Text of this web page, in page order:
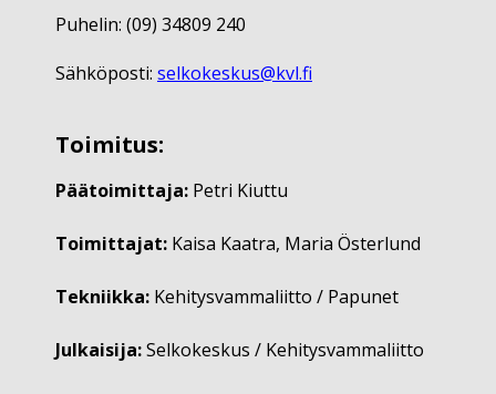
Puhelin: (09) 34809 240
Sähköposti: selkokeskus@kvl.fi
Toimitus:
Päätoimittaja: Petri Kiuttu
Toimittajat: Kaisa Kaatra, Maria Österlund
Tekniikka: Kehitysvammaliitto / Papunet
Julkaisija:Selkokeskus / Kehitysvammaliitto